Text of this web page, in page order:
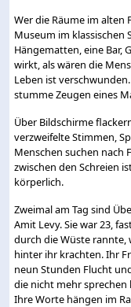
Wer die Räume im
Museum im klassischen
Hängematten, eine Bar,
wirkt, als wären die
Leben ist
stumme Zeugen eines
Über Bildschirme
verzweifelte Stimmen,
Menschen suchen nach
zwischen den Schreien
körperlich.
Zweimal am Tag sind
Amit Levy. Sie war 23,
durch die Wüste rannte,
hinter ihr krachten. Ihr
neun Stunden Flucht
die nicht mehr sprechen
Ihre Worte hängen im